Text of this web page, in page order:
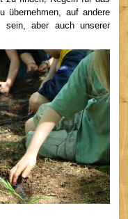
übernehmen, auf andere
aber auch unserer